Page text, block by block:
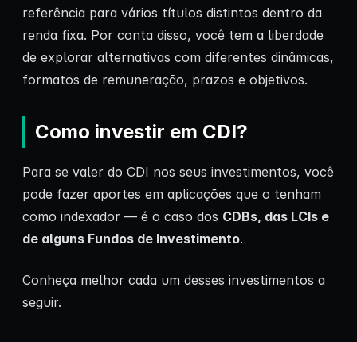
referência para vários títulos distintos dentro da
renda fixa. Por conta disso, você tem a liberdade
de explorar alternativas com diferentes dinâmicas,
formatos de remuneração, prazos e objetivos.
Como investir em CDI?
Para se valer do CDI nos seus investimentos, você
pode fazer aportes em aplicações que o tenham
como indexador — é o caso dos CDBs, das LCIs e
de alguns Fundos de Investimento.
Conheça melhor cada um desses investimentos a
seguir.